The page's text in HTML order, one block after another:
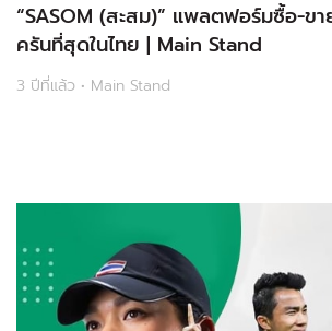
“SASOM (สะสม)” แพลตฟอร์มซื้อ-ข
ครันที่สุดในไทย | Main Stand
3 ปีที่แล้ว • Main Stand